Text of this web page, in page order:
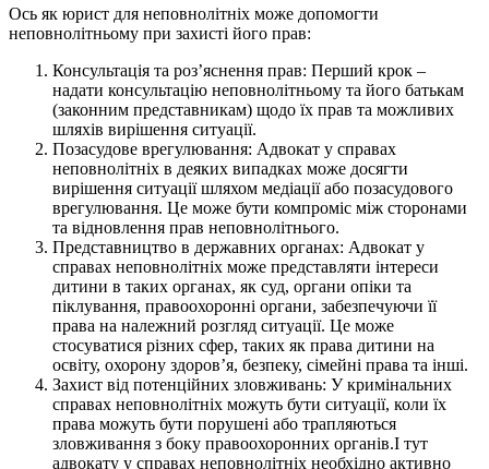
Ось як юрист для неповнолітніх може допомогти
неповнолітньому при захисті його прав:
Консультація та роз’яснення прав: Перший крок –
надати консультацію неповнолітньому та його батькам
(законним представникам) щодо їх прав та можливих
шляхів вирішення ситуації.
Позасудове врегулювання: Адвокат у справах
неповнолітніх в деяких випадках може досягти
вирішення ситуації шляхом медіації або позасудового
врегулювання. Це може бути компроміс між сторонами
та відновлення прав неповнолітнього.
Представництво в державних органах: Адвокат у
справах неповнолітніх може представляти інтереси
дитини в таких органах, як суд, органи опіки та
піклування, правоохоронні органи, забезпечуючи її
права на належний розгляд ситуації. Це може
стосуватися різних сфер, таких як права дитини на
освіту, охорону здоров’я, безпеку, сімейні права та інші.
Захист від потенційних зловживань: У кримінальних
справах неповнолітніх можуть бути ситуації, коли їх
права можуть бути порушені або трапляються
зловживання з боку правоохоронних органів.І тут
адвокату у справах неповнолітніх необхідно активно